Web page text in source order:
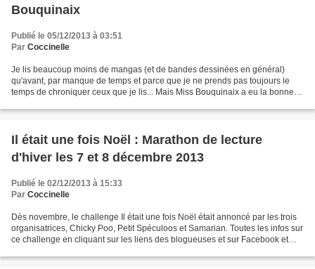
Bouquinaix
Publié le 05/12/2013 à 03:51
Par Coccinelle
Je lis beaucoup moins de mangas (et de bandes dessinées en général)
qu'avant, par manque de temps et parce que je ne prends pas toujours le
temps de chroniquer ceux que je lis... Mais Miss Bouquinaix a eu la bonne
Il était une fois Noël : Marathon de lecture
d'hiver les 7 et 8 décembre 2013
Publié le 02/12/2013 à 15:33
Par Coccinelle
Dès novembre, le challenge Il était une fois Noël était annoncé par les trois
organisatrices, Chicky Poo, Petit Spéculoos et Samarian. Toutes les infos sur
ce challenge en cliquant sur les liens des blogueuses et sur Facebook et